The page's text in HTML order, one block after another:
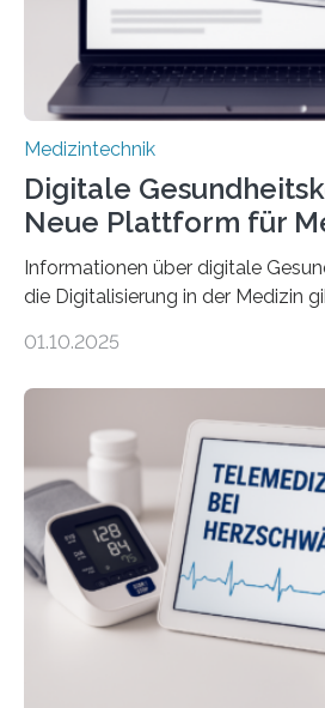
Einfluss nehmen. Das eröffnet…
Medizintechnik
Digitale
Neue Plattform für
Informationen über digitale
die Digitalisierung in der Medizin
seriösen und wissenschaftlich
Forscherinnen der Technischen
(TUD) richtet sich das Portal
und Patienten, aber ebenso an
Fachpersonal. Für all diese
speziell zugeschnittene
digitale Gesundheitskompetenz
01.10.2025